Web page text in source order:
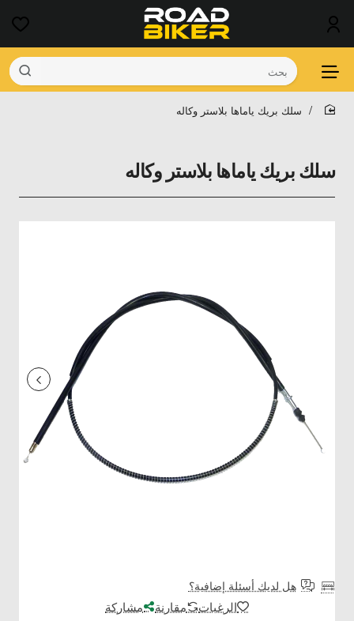
بحث
سلك بريك ياماها بلاستر وكاله
سلك بريك ياماها بلاستر وكاله
هل لديك أسئلة إضافية؟
الرغبات مقارنة مشاركة